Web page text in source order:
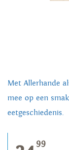
Met Allerhande
mee op een
eetgeschiedenis.
99